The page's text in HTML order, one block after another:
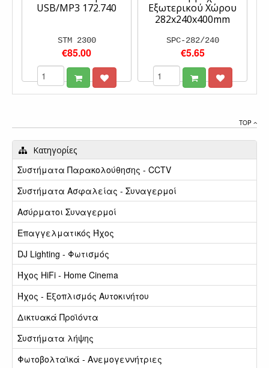
USB/MP3 172.740
STM 2300
€85.00
Εξωτερικού Χώρου
282x240x400mm
SPC-282/240
€5.65
TOP
Κατηγορίες
Συστήματα Παρακολούθησης - CCTV
Συστήματα Ασφαλείας - Συναγερμοί
Ασύρματοι Συναγερμοί
Επαγγελματικός Ήχος
DJ Lighting - Φωτισμός
Ήχος HiFi - Home Cinema
Ήχος - Εξοπλισμός Αυτοκινήτου
Δικτυακά Προϊόντα
Συστήματα λήψης
Φωτοβολταϊκά - Ανεμογεννήτριες